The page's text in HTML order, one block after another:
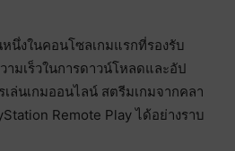
นึ่งในคอนโซลเกมแรกที่รองรับ
ามเร็วในการดาวน์โหลดและอัป
ล่นเกมออนไลน์ สตรีมเกมจากคลา
Remote Play ได้อย่างราบ